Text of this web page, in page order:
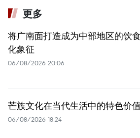
更多
将广南面打造成为中部地区的饮
化象征
06/08/2026 20:06
芒族文化在当代生活中的特色价值
06/08/2026 18:24